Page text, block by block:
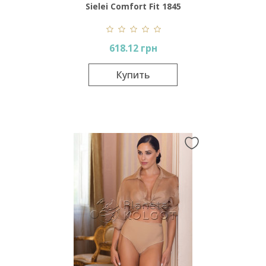
Sielei Comfort Fit 1845
618.12 грн
Купить